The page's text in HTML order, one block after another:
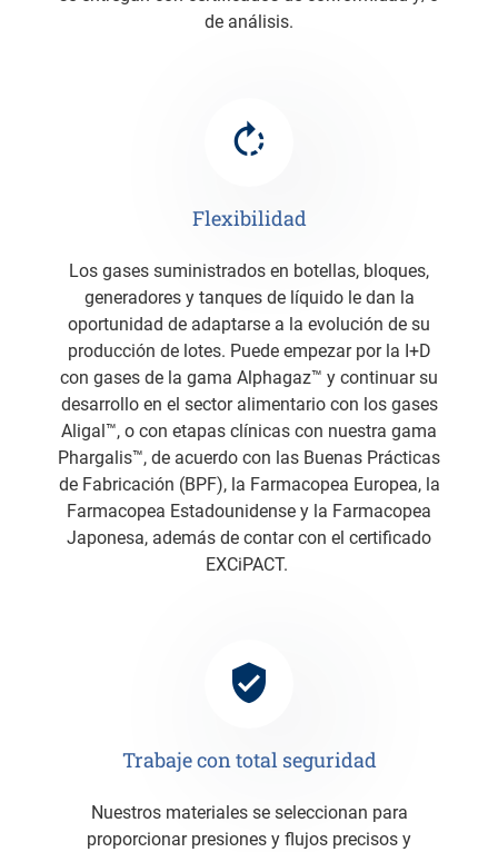
de análisis.
Flexibilidad
Los gases suministrados en botellas, bloques,
generadores y tanques de líquido le dan la
oportunidad de adaptarse a la evolución de su
producción de lotes. Puede empezar por la I+D
con gases de la gama Alphagaz™ y continuar su
desarrollo en el sector alimentario con los gases
Aligal™, o con etapas clínicas con nuestra gama
Phargalis™, de acuerdo con las Buenas Prácticas
de Fabricación (BPF), la Farmacopea Europea, la
Farmacopea Estadounidense y la Farmacopea
Japonesa, además de contar con el certificado
EXCiPACT.
Trabaje con total seguridad
Nuestros materiales se seleccionan para
proporcionar presiones y flujos precisos y